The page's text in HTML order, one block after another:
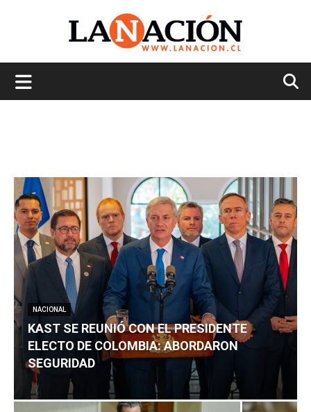
NACIONAL
KAST SE REUNIÓ CON EL PRESIDENTE
ELECTO DE COLOMBIA: ABORDARON
SEGURIDAD